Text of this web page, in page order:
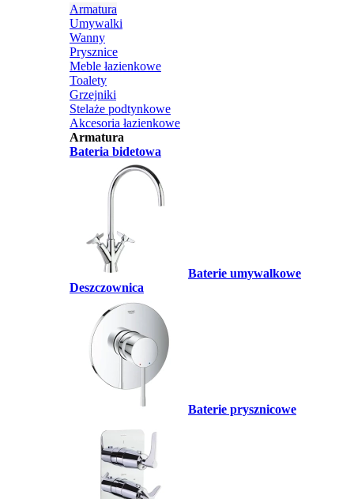
Armatura
Umywalki
Wanny
Prysznice
Meble łazienkowe
Toalety
Grzejniki
Stelaże podtynkowe
Akcesoria łazienkowe
Armatura
Bateria bidetowa
Baterie umywalkowe
Deszczownica
Baterie prysznicowe